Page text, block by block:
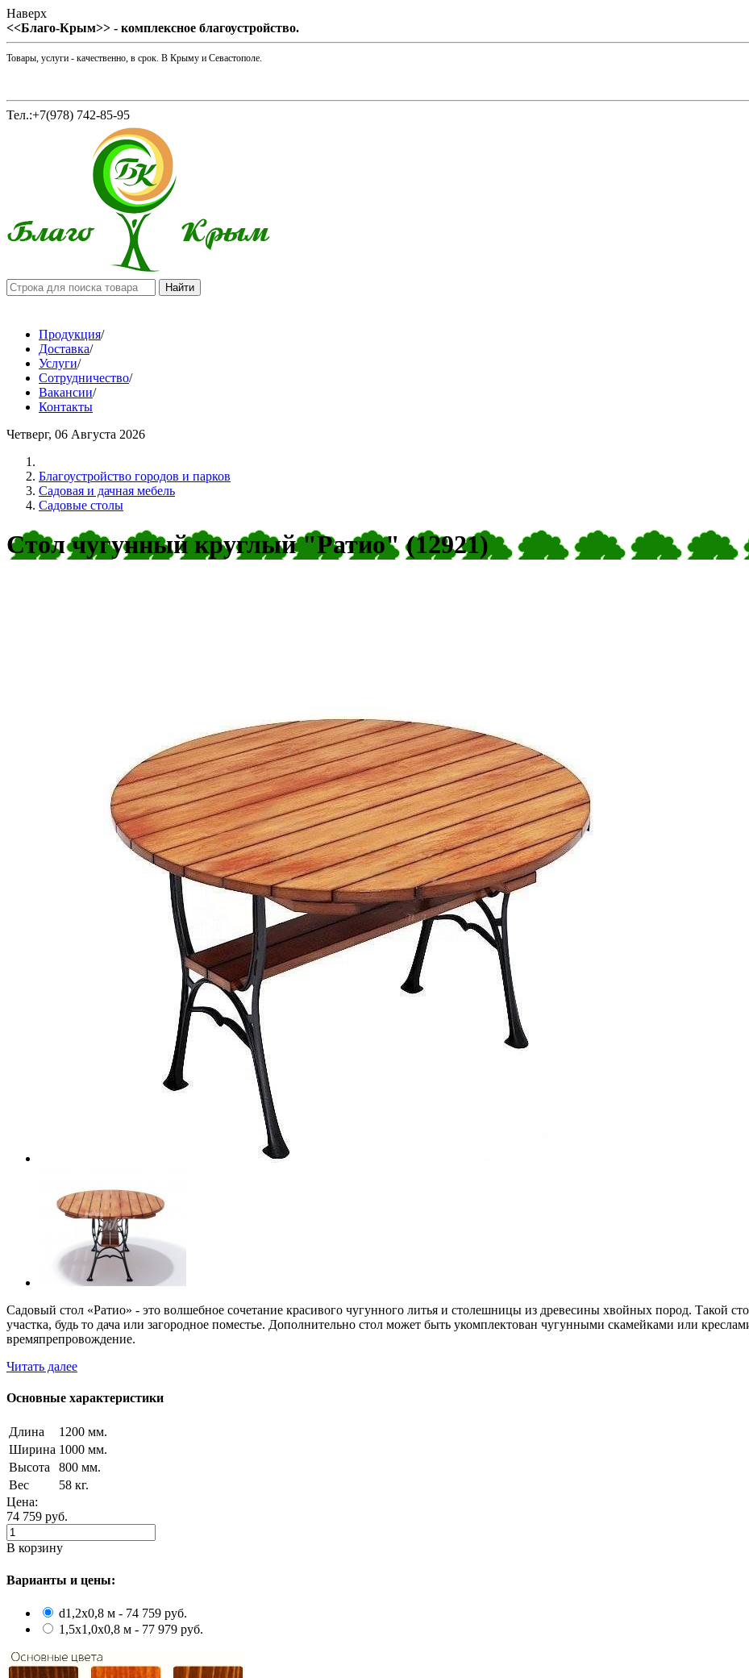
Наверх
<<Благо-Крым>> - комплексное благоустройство.
Товары, услуги - качественно, в срок. В Крыму и Севастополе.
Тел.:+7(978) 742-85-95
Продукция/
Доставка/
Услуги/
Сотрудничество/
Вакансии/
Контакты
Четверг, 06 Августа 2026
Благоустройство городов и парков
Садовая и дачная мебель
Садовые столы
Стол чугунный круглый "Ратио" (12921)
Садовый стол «Ратио» - это волшебное сочетание красивого чугунного литья и столешницы из древесины хвойных пород. Такой
участка, будь то дача или загородное поместье. Дополнительно стол может быть укомплектован чугунными скамейками или
времяпрепровождение.
Читать далее
Основные характеристики
Длина
1200 мм.
Ширина 1000 мм.
Высота
800 мм.
Вес
58 кг.
Цена:
74 759 руб.
В корзину
Варианты и цены:
d1,2х0,8 м - 74 759 руб.
1,5х1,0х0,8 м - 77 979 руб.